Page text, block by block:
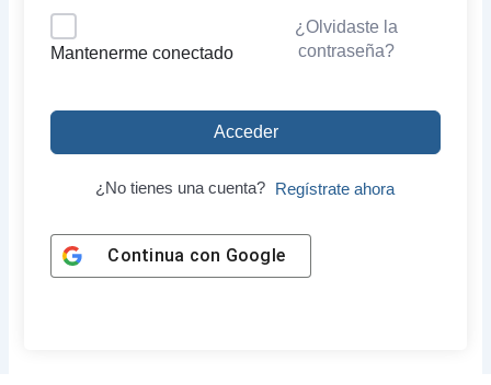
Mantenerme conectado
¿Olvidaste la
contraseña?
Acceder
¿No tienes una cuenta? Regístrate ahora
Continua con Google